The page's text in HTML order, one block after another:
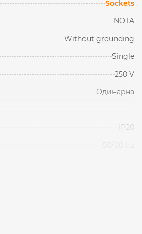
Sockets
NOTA
Without grounding
Single
250 V
Одинарна
-
IP20